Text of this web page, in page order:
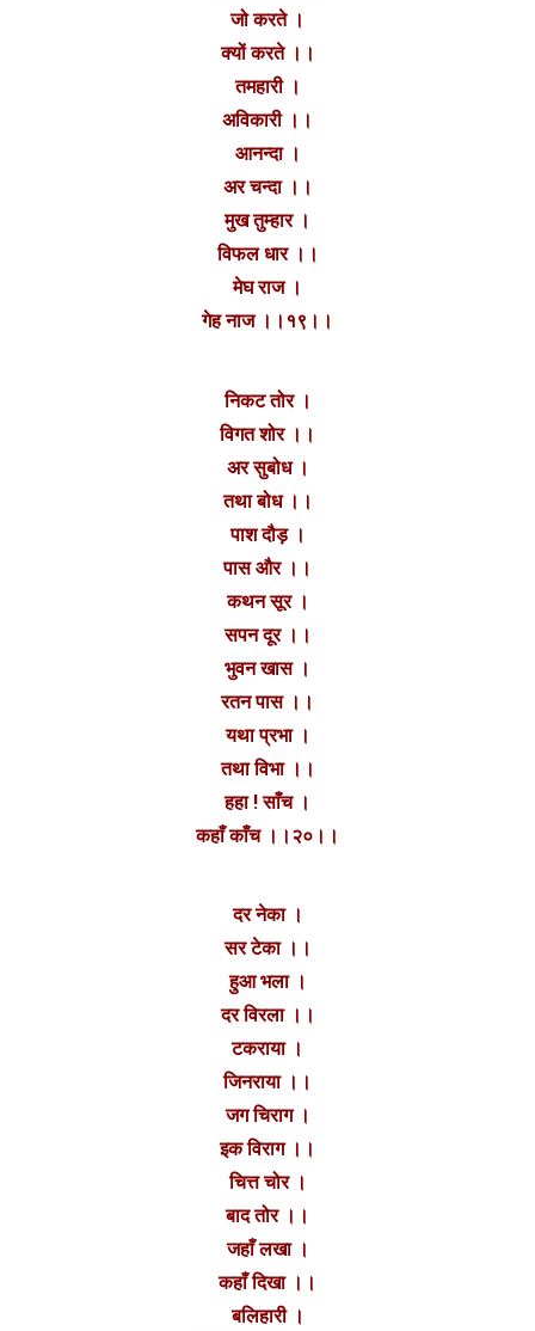
जो करते ।
क्यों करते ।।
तमहारी ।
अविकारी ।।
आनन्दा ।‌
अर चन्दा ।।
मुख तुम्हार ।
विफल धार ।।
मेघ राज ।
गेह नाज ।।१९।।
निकट तोर ।
विगत शोर ।।
अर सुबोध ।
तथा बोध ।।
पाश दौड़ ।
पास और ।।
कथन सूर ।
सपन दूर ।।
भुवन खास ।
रतन पास ।।
यथा प्रभा ।
तथा विभा ।।
हहा ! साँच ।
कहाँ काँच ।।२०।।
दर नेका ।
सर टेका ।।
हुआ भला ।
दर विरला ।।
टकराया ।
जिनराया ।।
जग चिराग ।
इक विराग ।।
चित्त चोर‌ ।
बाद तोर ।।
जहाँ लखा ।
कहाँ दिखा ।।
बलिहारी ।